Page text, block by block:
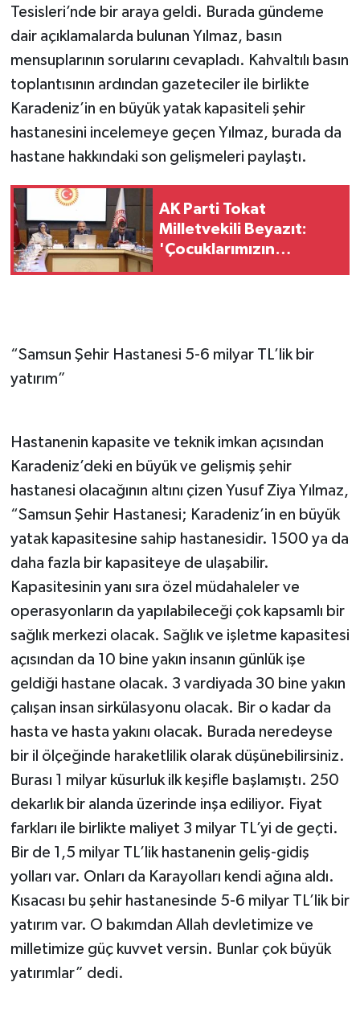
Tesisleri’nde bir araya geldi. Burada gündeme
dair açıklamalarda bulunan Yılmaz, basın
mensuplarının sorularını cevapladı. Kahvaltılı basın
toplantısının ardından gazeteciler ile birlikte
Karadeniz’in en büyük yatak kapasiteli şehir
hastanesini incelemeye geçen Yılmaz, burada da
hastane hakkındaki son gelişmeleri paylaştı.
AK Parti Tokat
Milletvekili Beyazıt:
'Çocuklarımızın
“Samsun Şehir Hastanesi 5-6 milyar TL’lik bir
yatırım”
Hastanenin kapasite ve teknik imkan açısından
Karadeniz’deki en büyük ve gelişmiş şehir
hastanesi olacağının altını çizen Yusuf Ziya Yılmaz,
“Samsun Şehir Hastanesi; Karadeniz’in en büyük
yatak kapasitesine sahip hastanesidir. 1500 ya da
daha fazla bir kapasiteye de ulaşabilir.
Kapasitesinin yanı sıra özel müdahaleler ve
operasyonların da yapılabileceği çok kapsamlı bir
sağlık merkezi olacak. Sağlık ve işletme kapasitesi
açısından da 10 bine yakın insanın günlük işe
geldiği hastane olacak. 3 vardiyada 30 bine yakın
çalışan insan sirkülasyonu olacak. Bir o kadar da
hasta ve hasta yakını olacak. Burada neredeyse
bir il ölçeğinde haraketlilik olarak düşünebilirsiniz.
Burası 1 milyar küsurluk ilk keşifle başlamıştı. 250
dekarlık bir alanda üzerinde inşa ediliyor. Fiyat
farkları ile birlikte maliyet 3 milyar TL’yi de geçti.
Bir de 1,5 milyar TL’lik hastanenin geliş-gidiş
yolları var. Onları da Karayolları kendi ağına aldı.
Kısacası bu şehir hastanesinde 5-6 milyar TL’lik bir
yatırım var. O bakımdan Allah devletimize ve
milletimize güç kuvvet versin. Bunlar çok büyük
yatırımlar” dedi.